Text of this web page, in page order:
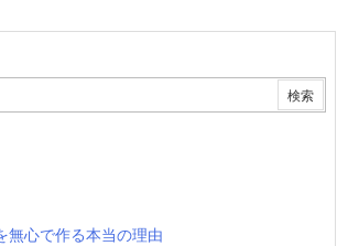
無心で作る本当の理由